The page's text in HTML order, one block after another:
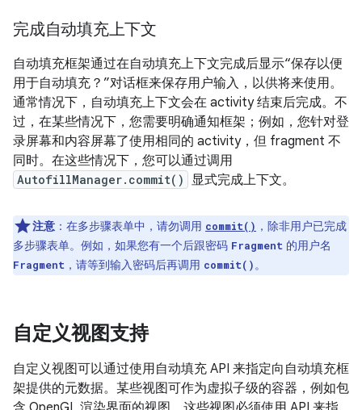
完成自动填充上下文
自动填充框架通过在自动填充上下文完成后显示“保存以便
用于自动填充？”对话框来保存用户输入，以供将来使用。
通常情况下，自动填充上下文会在 activity 结束后完成。不
过，在某些情况下，您需要明确通知框架；例如，您针对登
录屏幕和内容屏幕了使用相同的 activity，但 fragment 不
同时。在这些情况下，您可以通过调用
AutofillManager.commit() 显式完成上下文。
注意 ：在多步骤表单中，请勿调用 commit() ，除非用户已完成
多步骤表单。例如，如果您有一个后跟密码 Fragment 的用户名
Fragment ，请等到输入密码后再调用 commit()。
自定义视图支持
自定义视图可以通过使用自动填充 API 来指定向自动填充框
架提供的元数据。某些视图可作为虚拟子级的容器，例如包